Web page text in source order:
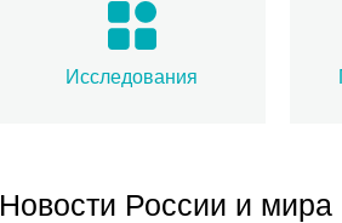
Исследования
Новости России и мира